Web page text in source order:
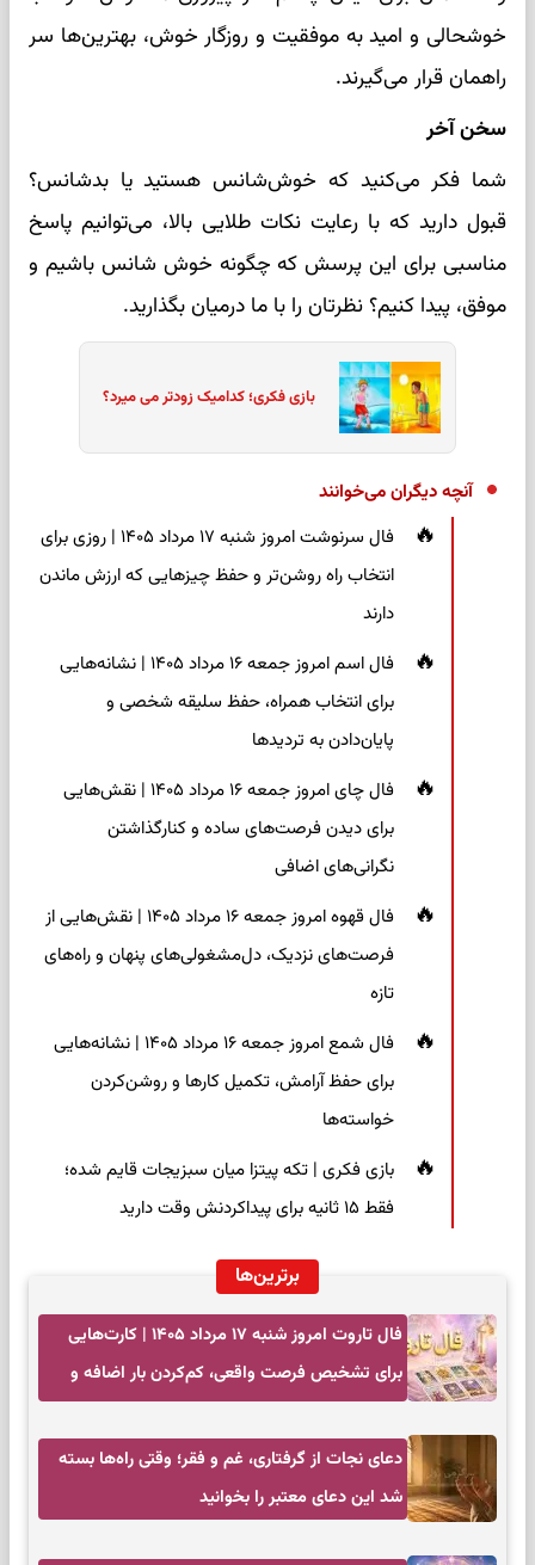
خوشحالی و امید به موفقیت و روزگار خوش، بهترین‌ها سر
راهمان قرار می‌گیرند.
سخن آخر
شما فکر می‌کنید که خوش‌شانس هستید یا بدشانس؟
قبول دارید که با رعایت نکات طلایی بالا، می‌توانیم پاسخ
مناسبی برای این پرسش که چگونه خوش شانس باشیم و
موفق، پیدا کنیم؟ نظرتان را با ما درمیان بگذارید.
بازی فکری؛ کدامیک زودتر می میرد؟
آنچه دیگران می‌خوانند
فال سرنوشت امروز شنبه ۱۷ مرداد ۱۴۰۵ | روزی برای
انتخاب راه روشن‌تر و حفظ چیزهایی که ارزش ماندن
دارند
فال اسم امروز جمعه ۱۶ مرداد ۱۴۰۵ | نشانه‌هایی
برای انتخاب همراه، حفظ سلیقه شخصی و
پایان‌دادن به تردیدها
فال چای امروز جمعه ۱۶ مرداد ۱۴۰۵ | نقش‌هایی
برای دیدن فرصت‌های ساده و کنارگذاشتن
نگرانی‌های اضافی
فال قهوه امروز جمعه ۱۶ مرداد ۱۴۰۵ | نقش‌هایی از
فرصت‌های نزدیک، دل‌مشغولی‌های پنهان و راه‌های
تازه
فال شمع امروز جمعه ۱۶ مرداد ۱۴۰۵ | نشانه‌هایی
برای حفظ آرامش، تکمیل کارها و روشن‌کردن
خواسته‌ها
بازی فکری | تکه پیتزا میان سبزیجات قایم شده؛
فقط ۱۵ ثانیه برای پیداکردنش وقت دارید
برترین‌ها
فال تاروت امروز شنبه ۱۷ مرداد ۱۴۰۵ | کارت‌هایی
برای تشخیص فرصت واقعی، کم‌کردن بار اضافه و
دعای نجات از گرفتاری، غم و فقر؛ وقتی راه‌ها بسته
شد این دعای معتبر را بخوانید